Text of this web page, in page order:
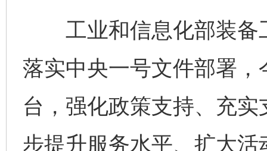
工业和信息化部装备
落实中央一号文件部署
台，强化政策支持、充
步提升服务水平、扩大